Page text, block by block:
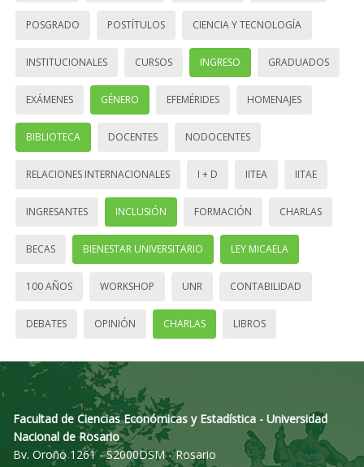
POSGRADO POSTÍTULOS CIENCIA Y TECNOLOGÍA
INSTITUCIONALES CURSOS INGRESO GRADUADOS
EXÁMENES GÉNERO EFEMÉRIDES HOMENAJES
BIBLIOTECA DOCENTES NODOCENTES
RELACIONES INTERNACIONALES I + D IITEA IITAE
INGRESANTES INCLUSIÓN FORMACIÓN CHARLAS
BECAS BIENESTAR UNIVERSITARIO LEY MICAELA
100 AÑOS WORKSHOP UNR CONTABILIDAD
DEBATES OPINIÓN CHARLAS LIBROS
Facultad de Ciencias Económicas y Estadística - Universidad
Nacional de Rosario
Bv. Oroño 1261 - S2000DSM - Rosario